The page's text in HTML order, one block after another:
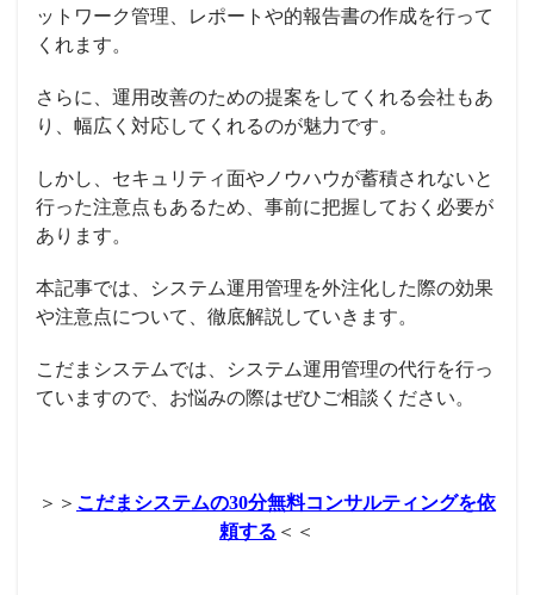
ットワーク管理、レポートや的報告書の作成を行って
くれます。
さらに、運用改善のための提案をしてくれる会社もあ
り、幅広く対応してくれるのが魅力です。
しかし、 セキュリティ面やノウハウが蓄積されないと
行った注意点もあるため、事前に把握しておく必要が
あります。
本記事では、システム運用管理を外注化した際の効果
や注意点について、徹底解説していきます。
こだまシステムでは、システム運用管理の代行を行っ
ていますので、お悩みの際はぜひご相談ください。
＞＞ こだまシステムの30分無料コンサルティングを依
頼する ＜＜